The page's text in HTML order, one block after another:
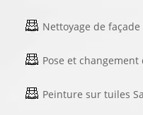
Nettoyage de
Pose et
Peinture sur tuiles